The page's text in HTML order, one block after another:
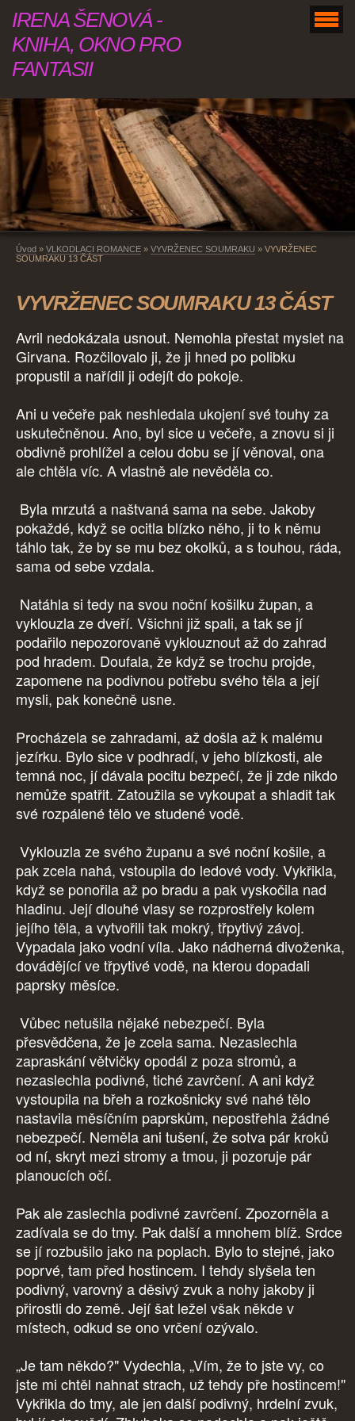
IRENA ŠENOVÁ -
KNIHA, OKNO PRO
FANTASII
Úvod » VLKODLACI ROMANCE » VYVRŽENEC SOUMRAKU » VYVRŽENEC
SOUMRAKU 13 ČÁST
VYVRŽENEC SOUMRAKU 13 ČÁST
Avril nedokázala usnout. Nemohla přestat myslet na
Girvana. Rozčilovalo ji, že ji hned po polibku
propustil a nařídil ji odejít do pokoje.
Ani u večeře pak neshledala ukojení své touhy za
uskutečněnou. Ano, byl sice u večeře, a znovu si ji
obdivně prohlížel a celou dobu se jí věnoval, ona
ale chtěla víc. A vlastně ale nevěděla co.
Byla mrzutá a naštvaná sama na sebe. Jakoby
pokaždé, když se ocitla blízko něho, ji to k němu
táhlo tak, že by se mu bez okolků, a s touhou, ráda,
sama od sebe vzdala.
Natáhla si tedy na svou noční košilku župan, a
vyklouzla ze dveří. Všichni již spali, a tak se jí
podařilo nepozorovaně vyklouznout až do zahrad
pod hradem. Doufala, že když se trochu projde,
zapomene na podivnou potřebu svého těla a její
mysli, pak konečně usne.
Procházela se zahradami, až došla až k malému
jezírku. Bylo sice v podhradí, v jeho blízkosti, ale
temná noc, jí dávala pocitu bezpečí, že ji zde nikdo
nemůže spatřit. Zatoužila se vykoupat a shladit tak
své rozpálené tělo ve studené vodě.
Vyklouzla ze svého županu a své noční košile, a
pak zcela nahá, vstoupila do ledové vody. Vykřikla,
když se ponořila až po bradu a pak vyskočila nad
hladinu. Její dlouhé vlasy se rozprostřely kolem
jejího těla, a vytvořili tak mokrý, třpytivý závoj.
Vypadala jako vodní víla. Jako nádherná divoženka,
dovádějící ve třpytivé vodě, na kterou dopadali
paprsky měsíce.
Vůbec netušila nějaké nebezpečí. Byla
přesvědčena, že je zcela sama. Nezaslechla
zapraskání větvičky opodál z poza stromů, a
nezaslechla podivné, tiché zavrčení. A ani když
vystoupila na břeh a rozkošnicky své nahé tělo
nastavila měsíčním paprskům, nepostřehla žádné
nebezpečí. Neměla ani tušení, že sotva pár kroků
od ní, skryt mezi stromy a tmou, ji pozoruje pár
planoucích očí.
Pak ale zaslechla podivné zavrčení. Zpozorněla a
zadívala se do tmy. Pak další a mnohem blíž. Srdce
se jí rozbušilo jako na poplach. Bylo to stejné, jako
poprvé, tam před hostincem. I tehdy slyšela ten
podivný, varovný a děsivý zvuk a nohy jakoby ji
přirostli do země. Její šat ležel však někde v
místech, odkud se ono vrčení ozývalo.
„Je tam někdo?" Vydechla, „Vím, že to jste vy, co
jste mi chtěl nahnat strach, už tehdy pře hostincem!"
Vykřikla do tmy, ale jen další podivný, hrdelní zvuk,